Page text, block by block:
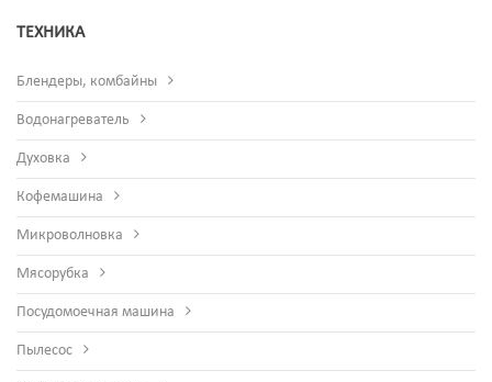
ТЕХНИКА
Блендеры, комбайны
Водонагреватель
Духовка
Кофемашина
Микроволновка
Мясорубка
Посудомоечная машина
Пылесос